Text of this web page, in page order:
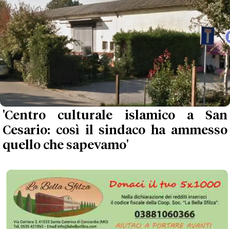
'Centro culturale islamico a San
Cesario: così il sindaco ha ammesso
quello che sapevamo'